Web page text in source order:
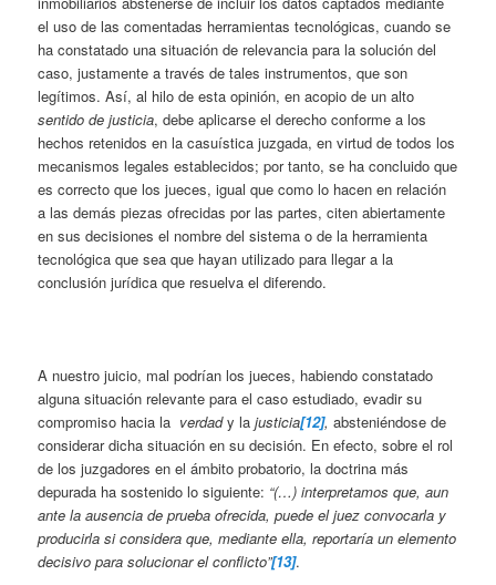
el uso de las comentadas herramientas tecnológicas, cuando se
ha constatado una situación de relevancia para la solución del
caso, justamente a través de tales instrumentos, que son
legítimos. Así, al hilo de esta opinión, en acopio de un alto
sentido de justicia, debe aplicarse el derecho conforme a los
hechos retenidos en la casuística juzgada, en virtud de todos los
mecanismos legales establecidos; por tanto, se ha concluido que
es correcto que los jueces, igual que como lo hacen en relación
a las demás piezas ofrecidas por las partes, citen abiertamente
en sus decisiones el nombre del sistema o de la herramienta
tecnológica que sea que hayan utilizado para llegar a la
conclusión jurídica que resuelva el diferendo.
A nuestro juicio, mal podrían los jueces, habiendo constatado
alguna situación relevante para el caso estudiado, evadir su
compromiso hacia la verdady lajusticia[12],absteniéndose de
considerar dicha situación en su decisión. En efecto, sobre el rol
de los juzgadores en el ámbito probatorio, la doctrina más
depurada ha sostenido lo siguiente: “(…) interpretamos que, aun
ante la ausencia de prueba ofrecida, puede el juez convocarla y
producirla si considera que, mediante ella, reportaría un elemento
decisivo para solucionar el conflicto”[13].